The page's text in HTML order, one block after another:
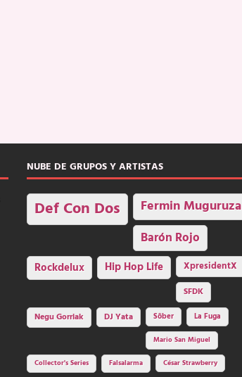
NUBE DE GRUPOS Y ARTISTAS
Def Con Dos Fermin Muguruza
Barón Rojo
Rockdelux Hip Hop Life
XpresidentX
SFDK
Negu Gorriak
DJ Yata Sôber
La Fuga
Mario San Miguel
Collector's Series
Falsalarma César Strawberry